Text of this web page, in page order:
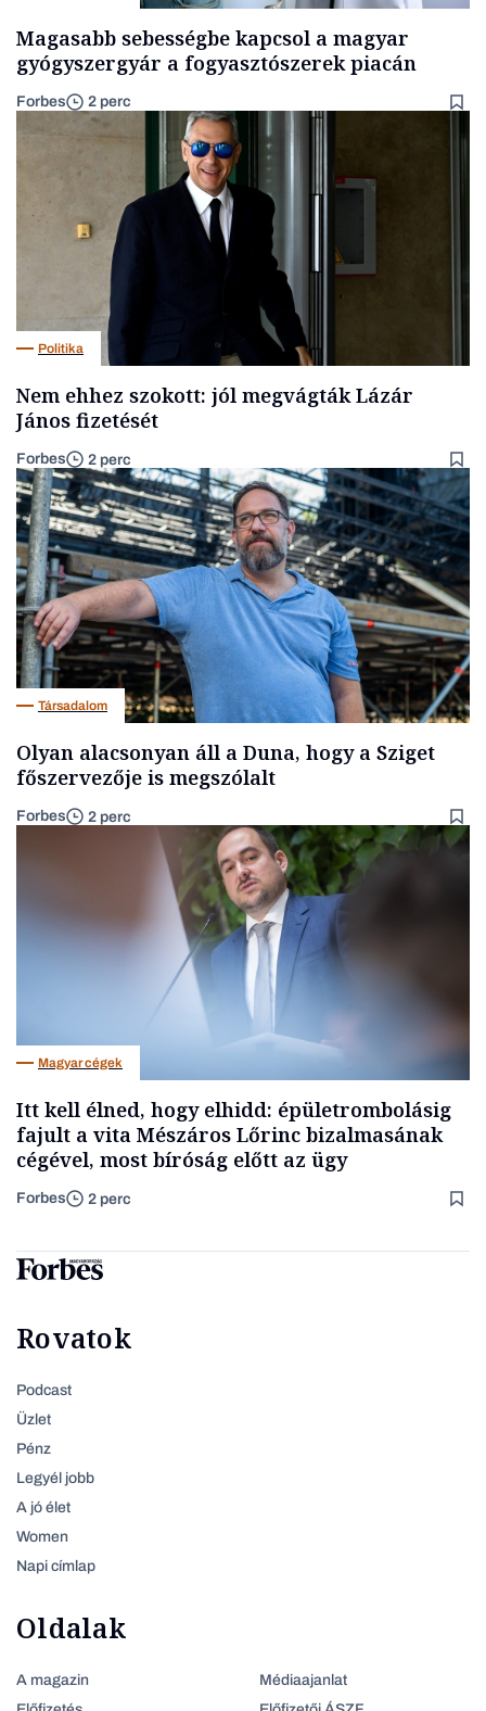
Magasabb sebességbe kapcsol a magyar
gyógyszergyár a fogyasztószerek piacán
Forbes 2 perc
Politika
Nem ehhez szokott: jól megvágták Lázár
János fizetését
Forbes 2 perc
Társadalom
Olyan alacsonyan áll a Duna, hogy a Sziget
főszervezője is megszólalt
Forbes 2 perc
Magyar cégek
Itt kell élned, hogy elhidd: épületrombolásig
fajult a vita Mészáros Lőrinc bizalmasának
cégével, most bíróság előtt az ügy
Forbes 2 perc
Rovatok
Podcast
Üzlet
Pénz
Legyél jobb
A jó élet
Women
Napi címlap
Oldalak
A magazin
Médiaajanlat